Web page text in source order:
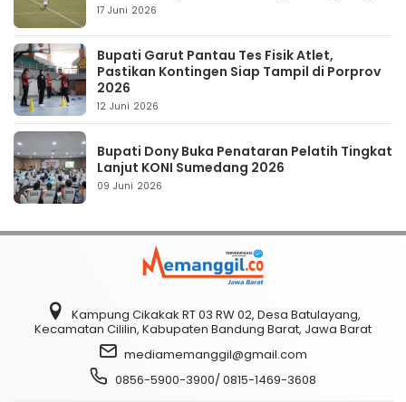
17 Juni 2026
Bupati Garut Pantau Tes Fisik Atlet,
Pastikan Kontingen Siap Tampil di Porprov
2026
12 Juni 2026
Bupati Dony Buka Penataran Pelatih Tingkat
Lanjut KONI Sumedang 2026
09 Juni 2026
Kampung Cikakak RT 03 RW 02, Desa Batulayang,
Kecamatan Cililin, Kabupaten Bandung Barat, Jawa Barat
mediamemanggil@gmail.com
0856-5900-3900/ 0815-1469-3608